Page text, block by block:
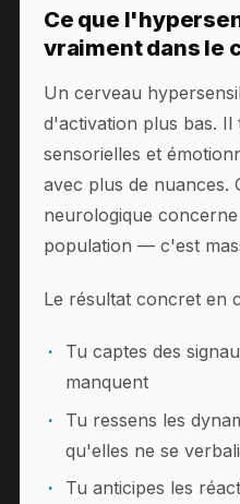
Ce que
vraiment dans le
Un cerveau
d'activation plus bas.
sensorielles et
avec plus de nuances.
neurologique
population — c'est
Le résultat concret en
Tu captes des
manquent
Tu ressens les
qu'elles ne se
Tu anticipes les